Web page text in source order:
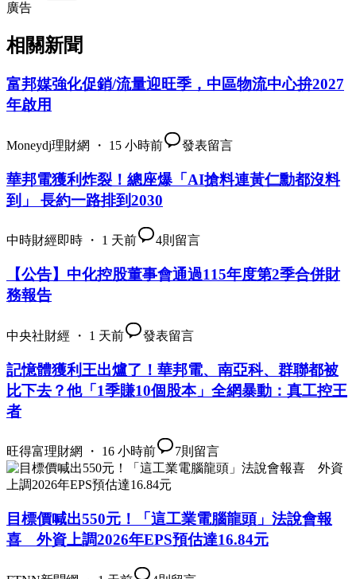
廣告
相關新聞
富邦媒強化促銷/流量迎旺季，中區物流中心拚2027
年啟用
Moneydj理財網 ・ 15 小時前 發表留言
華邦電獲利炸裂！總座爆「AI搶料連黃仁勳都沒料
到」 長約一路排到2030
中時財經即時 ・ 1 天前 4則留言
【公告】中化控股董事會通過115年度第2季合併財
務報告
中央社財經 ・ 1 天前 發表留言
記憶體獲利王出爐了！華邦電、南亞科、群聯都被
比下去？他「1季賺10個股本」全網暴動：真工控王
者
旺得富理財網 ・ 16 小時前 7則留言
目標價喊出550元！「這工業電腦龍頭」法說會報
喜 外資上調2026年EPS預估達16.84元